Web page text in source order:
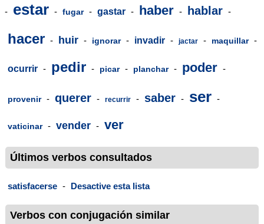
- estar - fugar - gastar - haber - hablar -
hacer - huir - ignorar - invadir - jactar - maquillar -
ocurrir - pedir - picar - planchar - poder -
provenir - querer - recurrir - saber - ser -
vaticinar - vender - ver
Últimos verbos consultados
satisfacerse - Desactive esta lista
Verbos con conjugación similar